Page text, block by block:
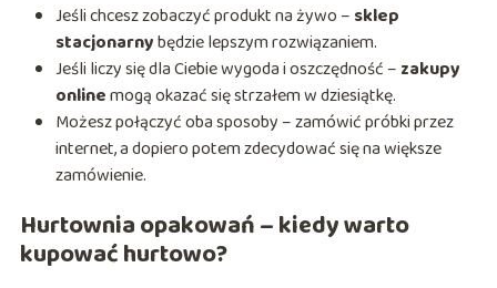
Jeśli chcesz zobaczyć produkt na żywo – sklep
stacjonarnybędzie lepszym rozwiązaniem.
Jeśli liczy się dla Ciebie wygoda i oszczędność – zakupy
onlinemogą okazać się strzałem w dziesiątkę.
Możesz połączyć oba sposoby – zamówić próbki przez
internet, a dopiero potem zdecydować się na większe
zamówienie.
Hurtownia opakowań – kiedy warto
kupować hurtowo?